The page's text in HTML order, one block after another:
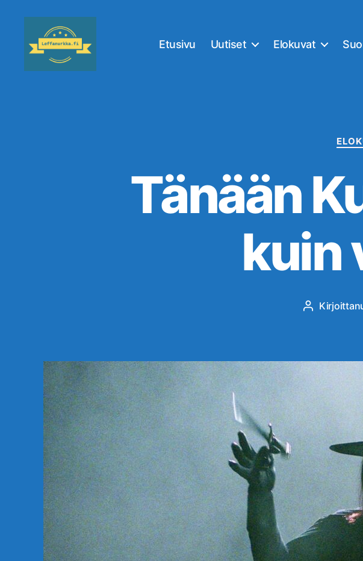
Etusivu Uutiset Elokuvat
Tänään
kuin
Kirjoittaja